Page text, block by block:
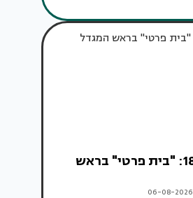
וילה בקומה ה-18: "בית פרטי" בראש
06-08-2026